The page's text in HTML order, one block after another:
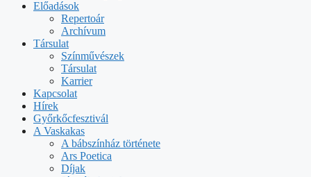
Előadások
Repertoár
Archívum
Társulat
Színművészek
Társulat
Karrier
Kapcsolat
Hírek
Győrkőcfesztivál
A Vaskakas
A bábszínház története
Ars Poetica
Díjak